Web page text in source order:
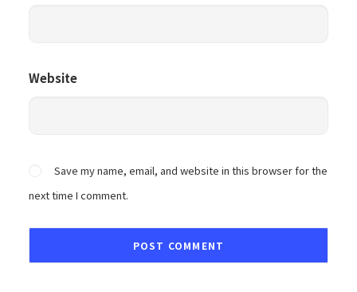
Website
Save my name, email, and website in this browser for the
next time I comment.